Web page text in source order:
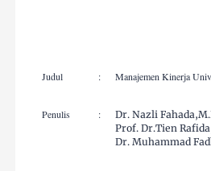
Judul : Manajemen Kinerja
Penulis :
Dr. Nazli
Prof. Dr.Tien
Dr. Muhammad